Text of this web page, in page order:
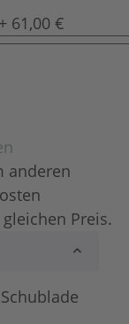
gewachst
+ 61,00 €
shabby chic /
anderen
Preis.